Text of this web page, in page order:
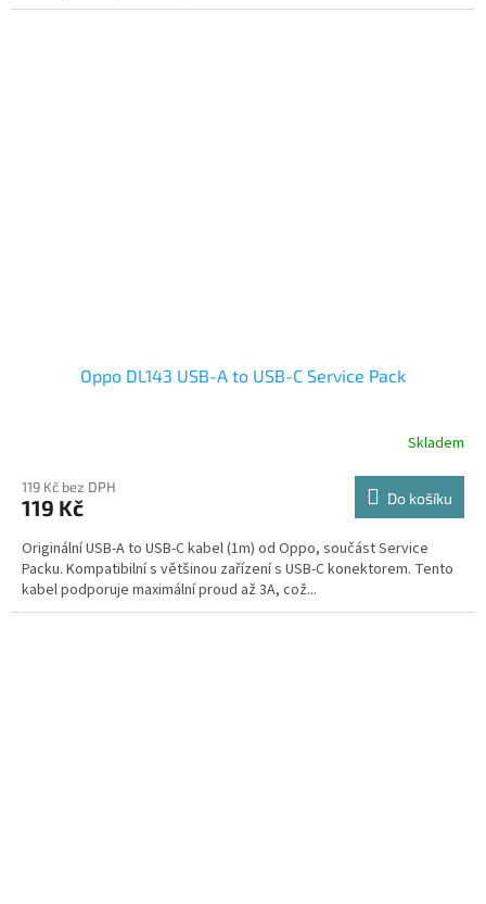
Oppo DL143 USB-A to USB-C Service Pack
Skladem
119 Kč bez DPH
119 Kč Do košíku
Originální USB-A to USB-C kabel (1m) od Oppo, součást Service
Packu. Kompatibilní s většinou zařízení s USB-C konektorem. Tento
kabel podporuje maximální proud až 3A, což...